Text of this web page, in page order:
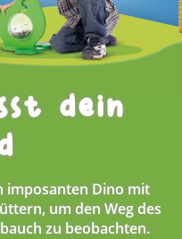
dein
imposanten Dino mit
um den Weg des
zu beobachten.